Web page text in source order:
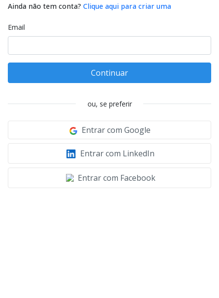
Ainda não tem conta? Clique aqui para criar uma
Email
Continuar
ou, se preferir
Entrar com Google
Entrar com LinkedIn
Entrar com Facebook